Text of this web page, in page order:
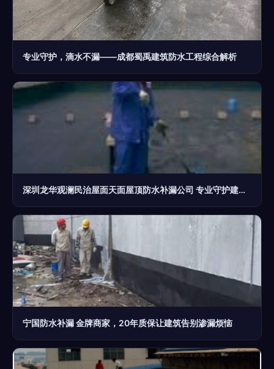
专业守护，滴水不漏——成都蜀禹建筑防水工程综合解析
深圳龙华观澜民治屋面天面屋顶防水补漏公司 专业守护建筑结构防水安全
宁国防水补漏 金牌商家，20年质保让建筑告别渗漏烦恼